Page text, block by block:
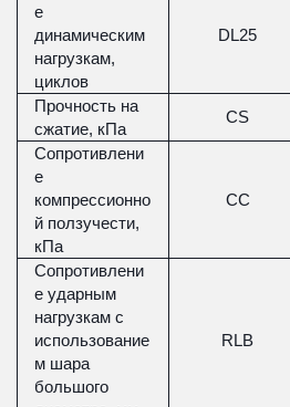
е
динамическим
нагрузкам,
циклов
DL25
Прочность на
сжатие, кПа
CS
Сопротивлени
е
компрессионно
й ползучести,
кПа
CC
Сопротивлени
е ударным
нагрузкам с
использование
м шара
большого
RLB